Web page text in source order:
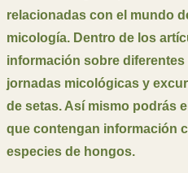
relacionadas con el mundo
micología. Dentro de los
información sobre
jornadas micológicas y
de setas. Así mismo podrás
que contengan información
especies de hongos.